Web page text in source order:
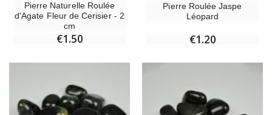
Pierre Naturelle Roulée
d'Agate Fleur de Cerisier - 2
cm
€1.50
Pierre Roulée Jaspe
Léopard
€1.20